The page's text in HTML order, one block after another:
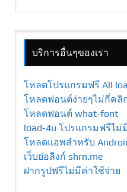
บริการอื่นๆของเรา
โหลดโปรแกรมฟรี All
โหลดฟอนต์ง่ายๆไม่กี่คลิ
โหลดฟอนต์ what-font
load-4u โปรแกรมฟรีไม่
โหลดแอพสำหรับ
เว็บย่อลิงก์ shrn.me
ฝากรูปฟรีไม่มีค่าใช้จ่าย